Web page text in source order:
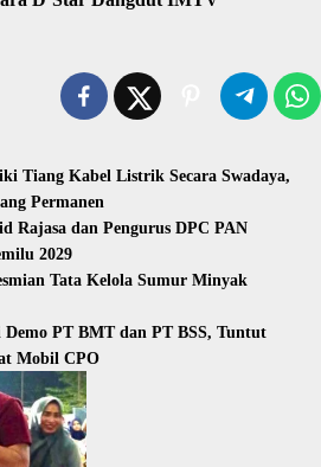
Tiang Kabel Listrik Secara Swadaya,
Permanen
Rajasa dan Pengurus DPC PAN
2029
Tata Kelola Sumur Minyak
PT BMT dan PT BSS, Tuntut
Mobil CPO